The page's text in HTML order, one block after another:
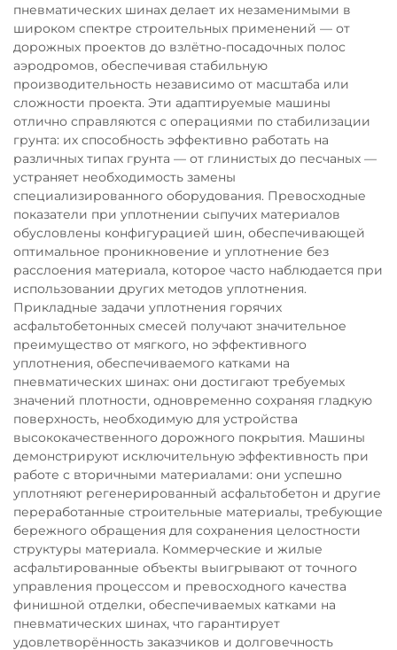
пневматических шинах делает их незаменимыми в
широком спектре строительных применений — от
дорожных проектов до взлётно-посадочных полос
аэродромов, обеспечивая стабильную
производительность независимо от масштаба или
сложности проекта. Эти адаптируемые машины
отлично справляются с операциями по стабилизации
грунта: их способность эффективно работать на
различных типах грунта — от глинистых до песчаных —
устраняет необходимость замены
специализированного оборудования. Превосходные
показатели при уплотнении сыпучих материалов
обусловлены конфигурацией шин, обеспечивающей
оптимальное проникновение и уплотнение без
расслоения материала, которое часто наблюдается при
использовании других методов уплотнения.
Прикладные задачи уплотнения горячих
асфальтобетонных смесей получают значительное
преимущество от мягкого, но эффективного
уплотнения, обеспечиваемого катками на
пневматических шинах: они достигают требуемых
значений плотности, одновременно сохраняя гладкую
поверхность, необходимую для устройства
высококачественного дорожного покрытия. Машины
демонстрируют исключительную эффективность при
работе с вторичными материалами: они успешно
уплотняют регенерированный асфальтобетон и другие
переработанные строительные материалы, требующие
бережного обращения для сохранения целостности
структуры материала. Коммерческие и жилые
асфальтированные объекты выигрывают от точного
управления процессом и превосходного качества
финишной отделки, обеспечиваемых катками на
пневматических шинах, что гарантирует
удовлетворённость заказчиков и долговечность